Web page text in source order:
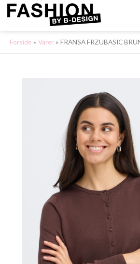
Gå
Forside Varer FRANSA FRZUBASIC